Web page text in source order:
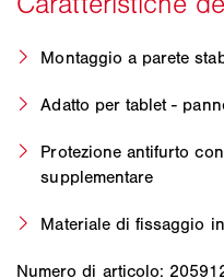
Montaggio a parete
Adatto per tablet -
Protezione antifurto
supplementare
Materiale di fissaggio
Numero di articolo: